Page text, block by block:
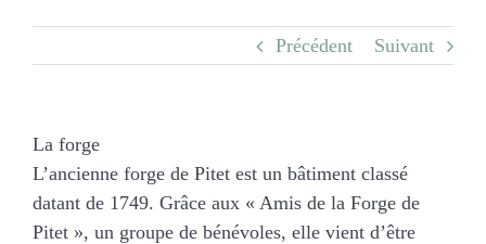
ENTREPRISES
NOS GITES
Précédent Suivant
La forge
L’ancienne forge de Pitet est un bâtiment classé
datant de 1749. Grâce aux « Amis de la Forge de
Pitet », un groupe de bénévoles, elle vient d’être